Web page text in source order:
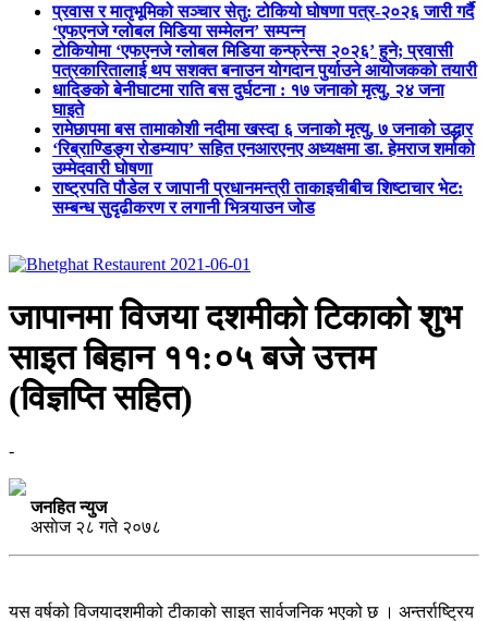
प्रवास र मातृभूमिको सञ्चार सेतु: टोकियो घोषणा पत्र-२०२६ जारी गर्दै
‘एफएनजे ग्लोबल मिडिया सम्मेलन’ सम्पन्न
टोकियोमा ‘एफएनजे ग्लोबल मिडिया कन्फ्रेन्स २०२६’ हुने; प्रवासी
पत्रकारितालाई थप सशक्त बनाउन योगदान पुर्याउने आयोजकको तयारी
धादिङको बेनीघाटमा राति बस दुर्घटना : १७ जनाको मृत्यु, २४ जना
घाइते
रामेछापमा बस तामाकोशी नदीमा खस्दा ६ जनाको मृत्यु, ७ जनाको उद्धार
‘रिब्राण्डिङ्ग रोडम्याप’ सहित एनआरएनए अध्यक्षमा डा. हेमराज शर्माको
उम्मेदवारी घोषणा
राष्ट्रपति पौडेल र जापानी प्रधानमन्त्री ताकाइचीबीच शिष्टाचार भेट:
सम्बन्ध सुदृढीकरण र लगानी भित्र्याउन जोड
जापानमा विजया दशमीको टिकाको शुभ
साइत बिहान ११:०५ बजे उत्तम
(विज्ञप्ति सहित)
-
जनहित न्युज
असाेज २८ गते २०७८
यस वर्षको विजयादशमीको टीकाको साइत सार्वजनिक भएको छ । अन्तर्राष्ट्रिय